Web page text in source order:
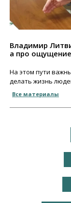
Владимир
а про
На этом пути
делать жизнь
Все материалы